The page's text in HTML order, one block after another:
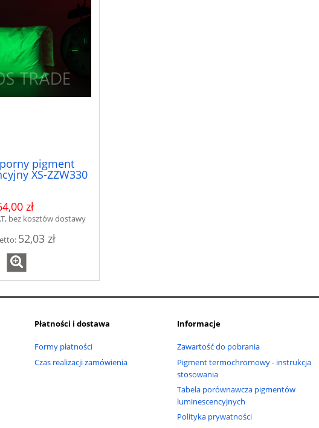
pigment
XS-ZZW330
zł
bez kosztów dostawy
52,03 zł
Płatności i dostawa
Formy płatności
Czas realizacji zamówienia
Informacje
Zawartość do pobrania
Pigment termochromowy - instrukcja
stosowania
Tabela porównawcza pigmentów
luminescencyjnych
Polityka prywatności